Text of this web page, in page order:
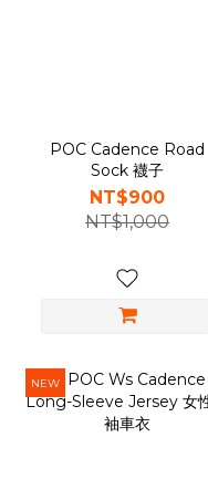
POC Cadence Road
Sock 襪子
NT$900
NT$1,000
NEW